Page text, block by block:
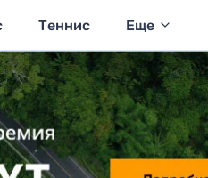
Теннис Еще